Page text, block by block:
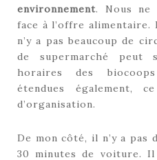
environnement. Nous ne
face à l’offre
n’y a pas beaucoup de
de supermarché peut
horaires des
étendues également,
d’organisation.
De mon côté, il n’y a pas
30 minutes de voiture.